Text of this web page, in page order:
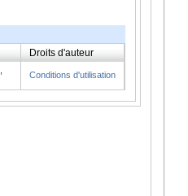
Droits d'auteur
Conditions d'utilisation